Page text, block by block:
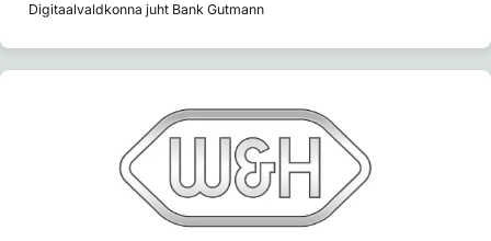
Digitaalvaldkonna juht Bank Gutmann